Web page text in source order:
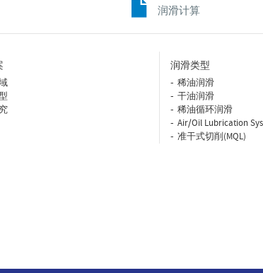
润滑计算
润滑类型
稀油润滑
干油润滑
稀油循环润滑
Air/Oil Lubrication
准干式切削(MQL)